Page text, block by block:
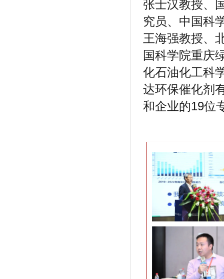
张士汉教授、
究员、中国科
王海强教授、
国科学院重庆
化石油化工科
达环保催化剂
和企业的19位